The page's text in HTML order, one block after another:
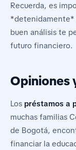
Recuerda, es
*detenidamente*
buen análisis te
futuro financiero.
Opiniones
Los préstamos a
muchas familias
de Bogotá,
financiar la